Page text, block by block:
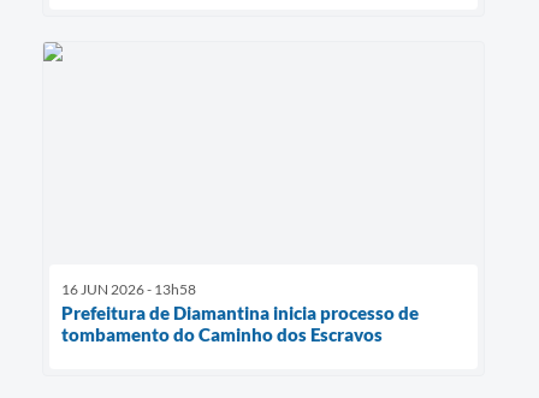
16 JUN 2026 - 13h58
Prefeitura de Diamantina inicia processo de
tombamento do Caminho dos Escravos